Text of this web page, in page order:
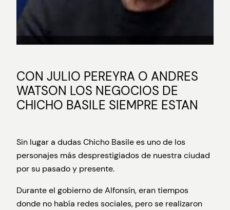
CON JULIO PEREYRA O ANDRES
WATSON LOS NEGOCIOS DE
CHICHO BASILE SIEMPRE ESTAN
Sin lugar a dudas Chicho Basile es uno de los
personajes más desprestigiados de nuestra ciudad
por su pasado y presente.
Durante el gobierno de Alfonsín, eran tiempos
donde no había redes sociales, pero se realizaron